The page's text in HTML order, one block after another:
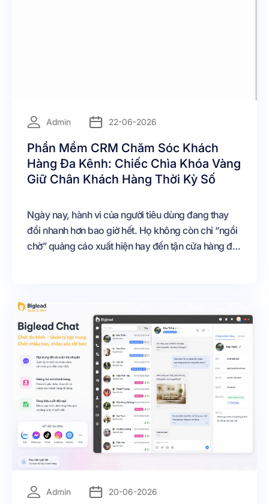
Admin 22-06-2026
Phần Mềm CRM Chăm Sóc Khách
Hàng Đa Kênh: Chiếc Chìa Khóa Vàng
Giữ Chân Khách Hàng Thời Kỳ Số
Ngày nay, hành vi của người tiêu dùng đang thay
đổi nhanh hơn bao giờ hết. Họ không còn chỉ “ngồi
chờ” quảng cáo xuất hiện hay đến tận cửa hàng để
hotline... và họ muốn được phản hồi ngay lập tức –
dù đang ở bất kỳ kênh nào.
Admin 20-06-2026